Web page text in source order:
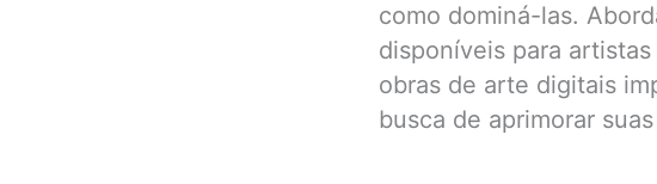
como dominá-las.
disponíveis para
obras de arte digitais
busca de aprimorar